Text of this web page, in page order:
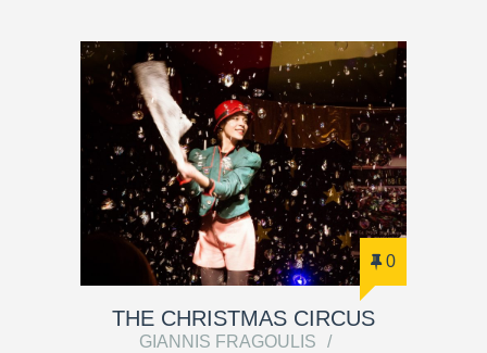
0
THE CHRISTMAS CIRCUS
GIANNIS FRAGOULIS